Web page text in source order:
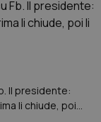
Il presidente:
li chiude, poi li